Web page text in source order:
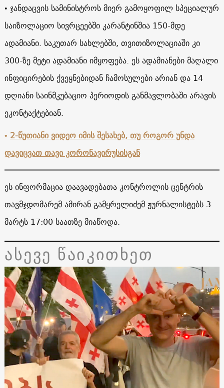
• ჯანდაცვის სამინისტროს მიერ გამოყოფილ სპეციალურ
საიზოლაციო სივრცეებში კარანტინშია 150-მდე
ადამიანი. საკუთარ სახლებში, თვითიზოლაციაში კი
300-ზე მეტი ადამიანი იმყოფება. ეს ადამიანები მაღალი
ინფიცირების ქვეყნებიდან ჩამოსულები არიან და 14
დღიანი საინმკუბაციო პერიოდის განმავლობაში არავის
ეკონტაქტებიან.
• 2-წუთიანი ვიდეო იმის შესახებ, თუ როგორ უნდა
დავიცვათ თავი კორონავირუსისგან
ეს ინფორმაცია დაავადებათა კონტროლის ცენტრის
თავმჯდომარემ ამირან გამყრელიძემ ჟურნალისტებს 3
მარტს 17:00 საათზე მიაწოდა.
ასევე წაიკითხეთ